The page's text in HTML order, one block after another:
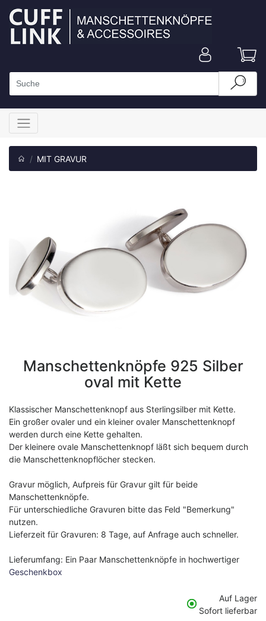
MIT GRAVUR
Manschettenknöpfe 925 Silber
oval mit Kette
Klassischer Manschettenknopf aus Sterlingsilber mit Kette.
Ein großer ovaler und ein kleiner ovaler Manschettenknopf
werden durch eine Kette gehalten.
Der kleinere ovale Manschettenknopf läßt sich bequem durch
die Manschettenknopflöcher stecken.
Gravur möglich, Aufpreis für Gravur gilt für beide
Manschettenknöpfe.
Für unterschiedliche Gravuren bitte das Feld "Bemerkung"
nutzen.
Lieferzeit für Gravuren: 8 Tage, auf Anfrage auch schneller.
Lieferumfang: Ein Paar Manschettenknöpfe in hochwertiger
Geschenkbox
Auf Lager
Sofort lieferbar